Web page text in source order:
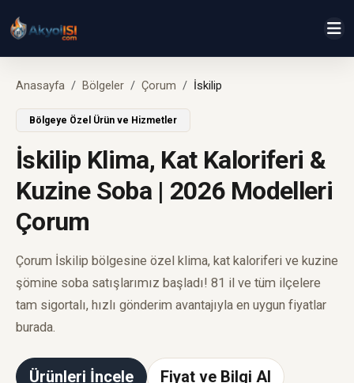
Anasayfa Bölgeler Çorum İskilip
Bölgeye Özel Ürün ve Hizmetler
İskilip Klima, Kat Kaloriferi &
Kuzine Soba | 2026 Modelleri
Çorum
Çorum İskilip bölgesine özel klima, kat kaloriferi ve kuzine
şömine soba satışlarımız başladı! 81 il ve tüm ilçelere
tam sigortalı, hızlı gönderim avantajıyla en uygun fiyatlar
burada.
Ürünleri İncele Fiyat ve Bilgi Al